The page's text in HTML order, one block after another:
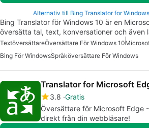
Alternativ till Bing Translator for
Bing Translator för Windows 10 är en
översätta tal, text, konversationer och även
TextöversättareÖversättare För Windows 10
Bing För WindowsSpråköversättare För Windows
Translator for Microsoft
3.8 Gratis
Översättare för Microsoft Edge
direkt från din webbläsare!